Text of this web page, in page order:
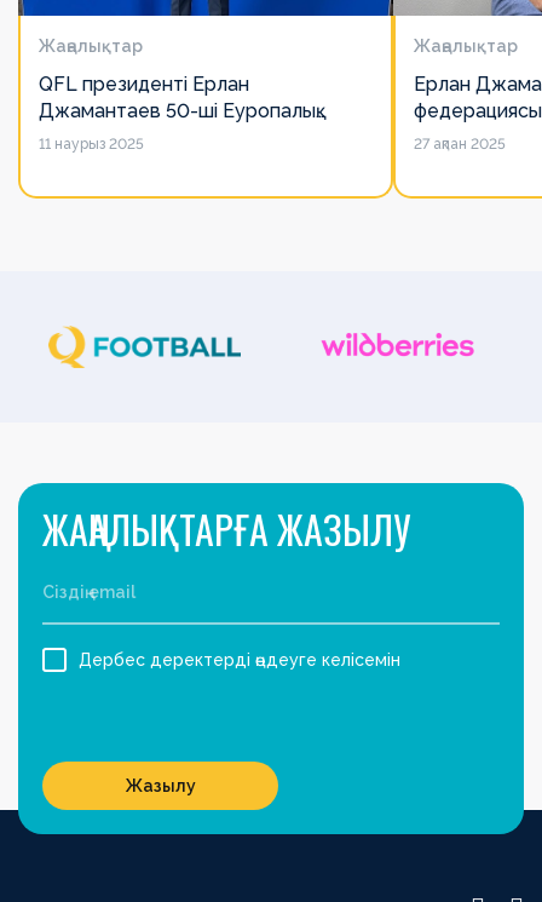
Жаңалықтар
QFL президенті Ерлан
Джамантаев 50-ші Еуропалық
лигалар Бас ассамблеясына
11 наурыз 2025
Жаңалықтар
Ерлан
есімін
27 ақпан 2025
ЖАҢАЛЫҚТАРҒА ЖАЗЫЛУ
Дербес деректерді өңдеуге келісемін
Жазылу